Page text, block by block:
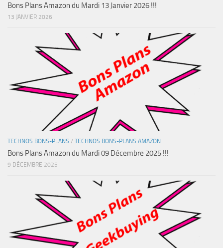
Bons Plans Amazon du Mardi 13 Janvier 2026 !!!
13 JANVIER 2026
TECHNOS BONS-PLANS / TECHNOS BONS-PLANS AMAZON
Bons Plans Amazon du Mardi 09 Décembre 2025 !!!
9 DÉCEMBRE 2025